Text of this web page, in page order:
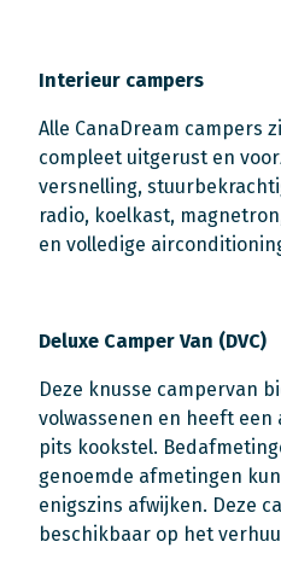
Interieur campers
Alle CanaDream campers
compleet uitgerust en
versnelling,
radio, koelkast,
en volledige
Deluxe Camper Van (DVC)
Deze knusse campervan
volwassenen en heeft
pits kookstel.
genoemde afmetingen
enigszins afwijken. Deze
beschikbaar op het